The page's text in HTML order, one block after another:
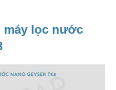
máy lọc nước